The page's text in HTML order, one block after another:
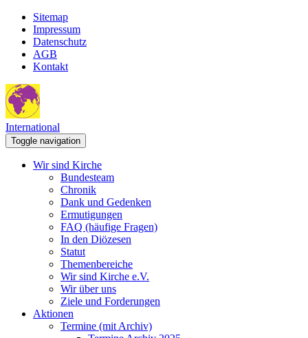
Sitemap
Impressum
Datenschutz
AGB
Kontakt
International
Toggle navigation
Wir sind Kirche
Bundesteam
Chronik
Dank und Gedenken
Ermutigungen
FAQ (häufige Fragen)
In den Diözesen
Statut
Themenbereiche
Wir sind Kirche e.V.
Wir über uns
Ziele und Forderungen
Aktionen
Termine (mit Archiv)